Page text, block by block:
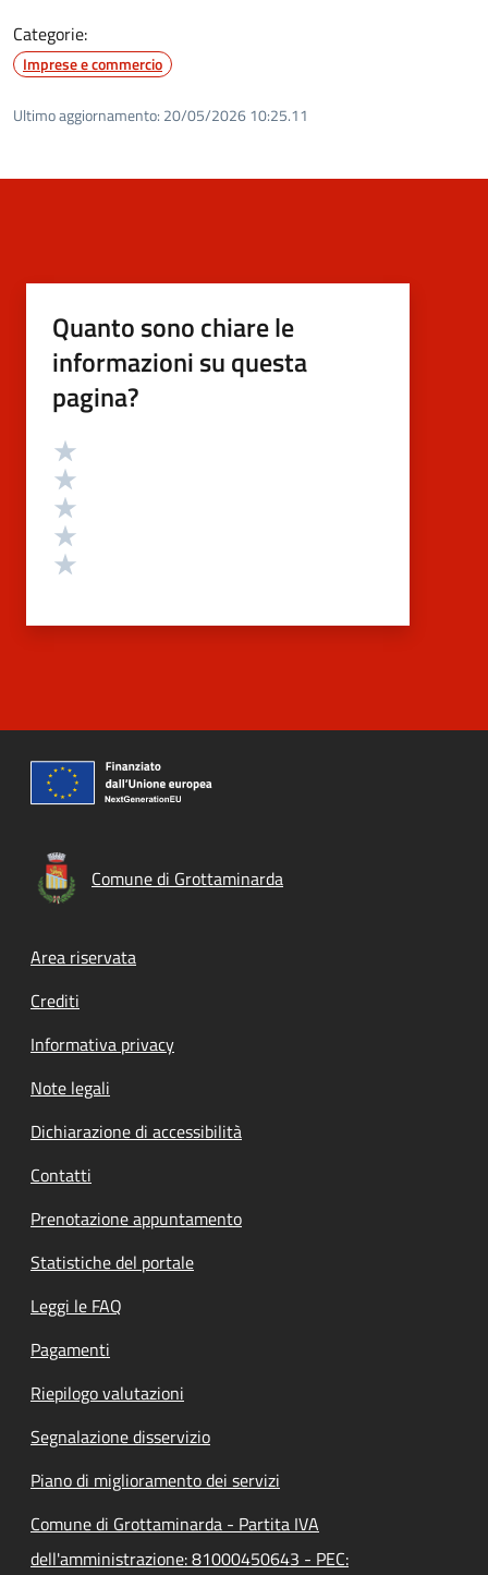
Categorie:
Imprese e commercio
Ultimo aggiornamento: 20/05/2026 10:25.11
Quanto sono chiare le
informazioni su questa
pagina?
Valutazione
Comune di Grottaminarda
Footer menu
Area riservata
Crediti
Informativa privacy
Note legali
Dichiarazione di accessibilità
Contatti
Prenotazione appuntamento
Statistiche del portale
Leggi le FAQ
Pagamenti
Riepilogo valutazioni
Segnalazione disservizio
Piano di miglioramento dei servizi
Comune di Grottaminarda - Partita IVA
dell'amministrazione: 81000450643 - PEC: